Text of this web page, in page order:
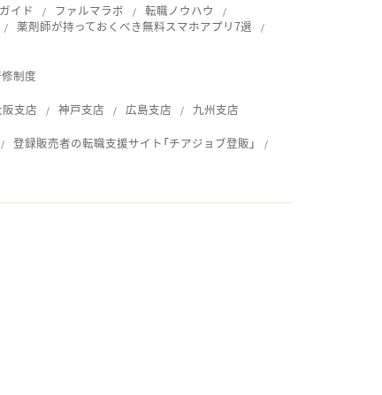
イド ファルマラボ
転職ノウハウ
薬剤師が持っておくべき無料スマホアプリ7選
制度
支店 神戸支店 広島支店 九州支店
登録販売者の転職支援サイト「チアジョブ登販」